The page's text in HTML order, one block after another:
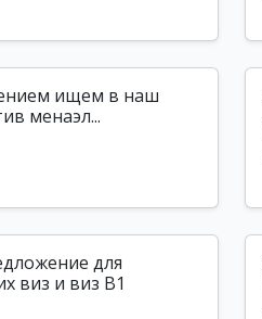
ищем в наш
менаэл...
для
виз и виз B1